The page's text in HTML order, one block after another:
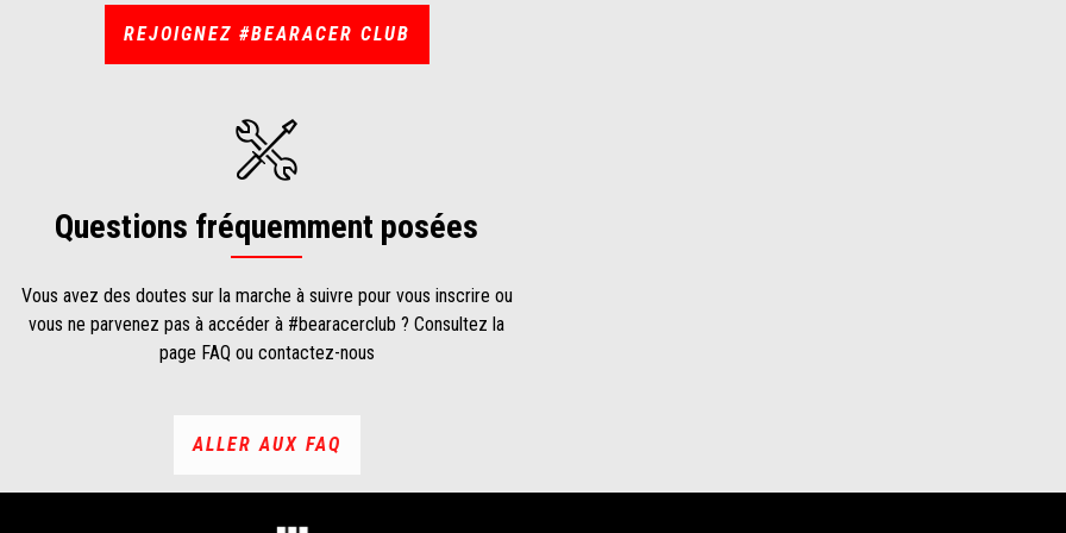
REJOIGNEZ #BEARACER CLUB
Questions fréquemment posées
Vous avez des doutes sur la marche à suivre pour vous inscrire ou
vous ne parvenez pas à accéder à #bearacerclub ? Consultez la
page FAQ ou contactez-nous
ALLER AUX FAQ